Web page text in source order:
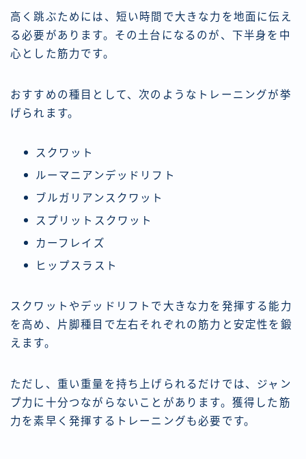
高く跳ぶためには、短い時間で大きな力を地面に伝え
る必要があります。その土台になるのが、下半身を中
心とした筋力です。
おすすめの種目として、次のようなトレーニングが挙
げられます。
スクワット
ルーマニアンデッドリフト
ブルガリアンスクワット
スプリットスクワット
カーフレイズ
ヒップスラスト
スクワットやデッドリフトで大きな力を発揮する能力
を高め、片脚種目で左右それぞれの筋力と安定性を鍛
えます。
ただし、重い重量を持ち上げられるだけでは、ジャン
プ力に十分つながらないことがあります。獲得した筋
力を素早く発揮するトレーニングも必要です。